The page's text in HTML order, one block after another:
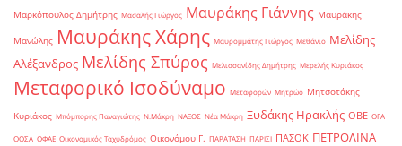
Μαρκόπουλος Δημήτρης Μασαλής Γιώργος Μαυράκης Γιάννης Μαυράκης
Μανώλης Μαυράκης Χάρης Μαυρομμάτης Γιώργος Μεθάνιο Μελίδης
Αλέξανδρος Μελίδης Σπύρος Μελισσανίδης Δημήτρης Μερελής Κυριάκος
Μεταφορικό Ισοδύναμο Μεταφορών Μητρώο Μητσοτάκης
Κυριάκος Μπόμπορης Παναγιώτης Ν.Μάκρη ΝΑΞΟΣ Νέα Μάκρη Ξυδάκης Ηρακλής ΟΒΕ ΟΓΑ
ΟΟΣΑ ΟΦΑΕ Οικονομικός Ταχυδρόμος Οικονόμου Γ. ΠΑΡΑΤΑΣΗ ΠΑΡΙΣΙ ΠΑΣΟΚ ΠΕΤΡΟΛΙΝΑ